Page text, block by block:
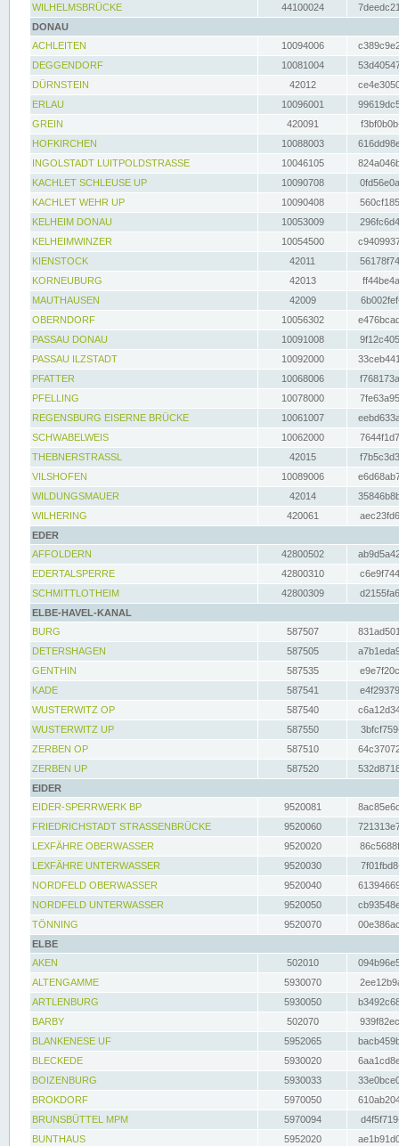
WILHELMSBRÜCKE
44100024
DONAU
ACHLEITEN
10094006
DEGGENDORF
10081004
DÜRNSTEIN
42012
ERLAU
10096001
GREIN
420091
HOFKIRCHEN
10088003
INGOLSTADT LUITPOLDSTRASSE
10046105
KACHLET SCHLEUSE UP
10090708
KACHLET WEHR UP
10090408
KELHEIM DONAU
10053009
KELHEIMWINZER
10054500
KIENSTOCK
42011
KORNEUBURG
42013
MAUTHAUSEN
42009
OBERNDORF
10056302
PASSAU DONAU
10091008
PASSAU ILZSTADT
10092000
PFATTER
10068006
PFELLING
10078000
REGENSBURG EISERNE BRÜCKE
10061007
SCHWABELWEIS
10062000
THEBNERSTRASSL
42015
VILSHOFEN
10089006
WILDUNGSMAUER
42014
WILHERING
420061
EDER
AFFOLDERN
42800502
EDERTALSPERRE
42800310
SCHMITTLOTHEIM
42800309
ELBE-HAVEL-KANAL
BURG
587507
DETERSHAGEN
587505
GENTHIN
587535
KADE
587541
WUSTERWITZ OP
587540
WUSTERWITZ UP
587550
ZERBEN OP
587510
ZERBEN UP
587520
EIDER
EIDER-SPERRWERK BP
9520081
FRIEDRICHSTADT STRASSENBRÜCKE
9520060
LEXFÄHRE OBERWASSER
9520020
LEXFÄHRE UNTERWASSER
9520030
NORDFELD OBERWASSER
9520040
NORDFELD UNTERWASSER
9520050
TÖNNING
9520070
ELBE
AKEN
502010
ALTENGAMME
5930070
ARTLENBURG
5930050
BARBY
502070
BLANKENESE UF
5952065
BLECKEDE
5930020
BOIZENBURG
5930033
BROKDORF
5970050
BRUNSBÜTTEL MPM
5970094
BUNTHAUS
5952020